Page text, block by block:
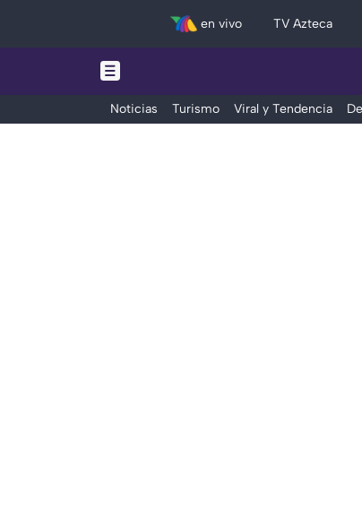
en vivo TV Azteca
Noticias Turismo Viral y Tendencia